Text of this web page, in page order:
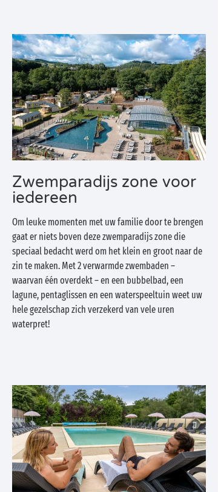
Zwemparadijs zone voor
iedereen
Om leuke momenten met uw familie door te brengen
gaat er niets boven deze zwemparadijs zone die
speciaal bedacht werd om het klein en groot naar de
zin te maken. Met 2 verwarmde zwembaden –
waarvan één overdekt – en een bubbelbad, een
lagune, pentaglissen en een waterspeeltuin weet uw
hele gezelschap zich verzekerd van vele uren
waterpret!